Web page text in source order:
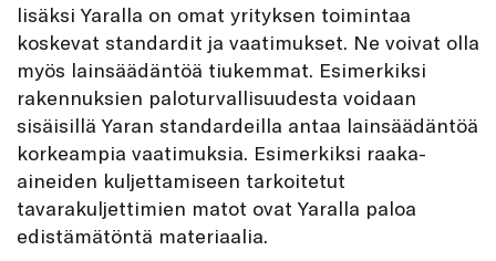
lisäksi Yaralla on omat yrityksen toimintaa
koskevat standardit ja vaatimukset. Ne voivat olla
myös lainsäädäntöä tiukemmat. Esimerkiksi
rakennuksien paloturvallisuudesta voidaan
sisäisillä Yaran standardeilla antaa lainsäädäntöä
korkeampia vaatimuksia. Esimerkiksi raaka-
aineiden kuljettamiseen tarkoitetut
tavarakuljettimien matot ovat Yaralla paloa
edistämätöntä materiaalia.